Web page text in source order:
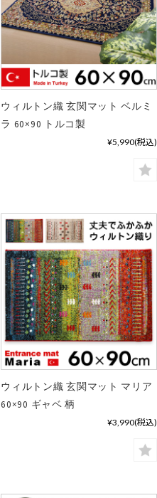
ウィルトン織 玄関マット ベルミ
ラ 60×90 トルコ製
¥5,990(税込)
ウィルトン織 玄関マット マリア
60×90 ギャベ 柄
¥3,990(税込)